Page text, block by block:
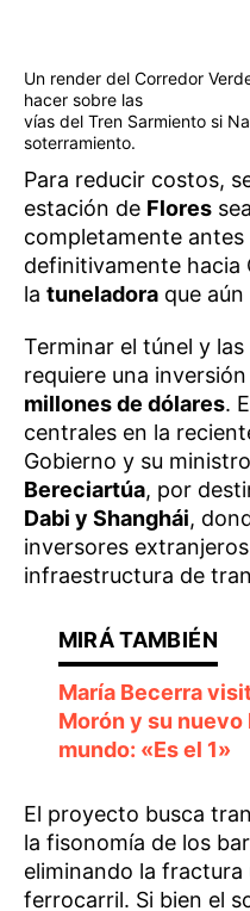
Un render del Corredor
hacer sobre las
vías del Tren Sarmiento si
soterramiento.
Para reducir costos,
estación de Flores
completamente antes
definitivamente hacia
la tuneladora que
Terminar el túnel y
requiere una
millones de dólares.
centrales en la
Gobierno y su
Bereciartúa, por
Dabi y Shanghái,
inversores
infraestructura de
María Becerra
Morón y su nuevo
mundo: «Es el 1»
El proyecto busca
la fisonomía de los
eliminando la fractura
ferrocarril. Si bien el